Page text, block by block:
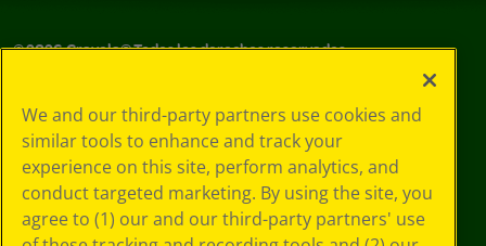
©2026Crayola® Todos los derechos reservados.
de privacidad
Política de
privacidad
Términos de SMS
GDPR
Aviso de
We and our third-party partners use cookies and
similar tools to enhance and track your
experience on this site, perform analytics, and
conduct targeted marketing. By using the site, you
agree to (1) our and our third-party partners' use